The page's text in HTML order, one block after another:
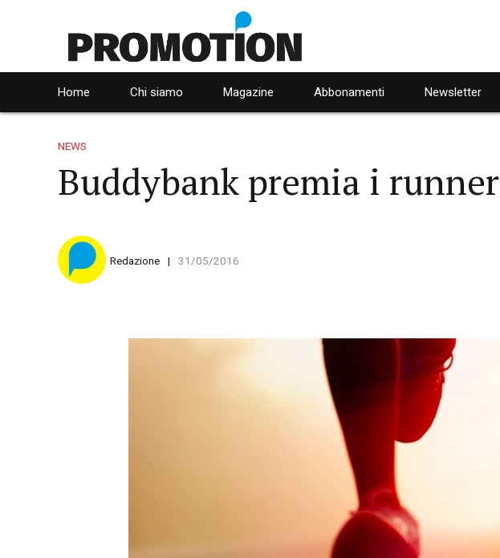
Home Chi siamo Magazine Abbonamenti Newsletter
NEWS
Buddybank premia i runner
Redazione 31/05/2016